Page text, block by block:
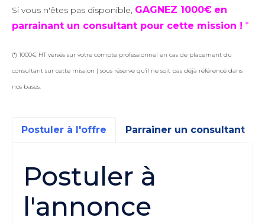
Si vous n'êtes pas disponible, GAGNEZ 1000€ en
parrainant un consultant pour cette mission ! *
(*) 1000€ HT versés sur votre compte professionnel en cas de placement du
consultant sur cette mission | sous réserve qu'il ne soit pas déjà référencé dans
nos bases.
Postuler à l'offre Parrainer un consultant
Postuler à
l'annonce